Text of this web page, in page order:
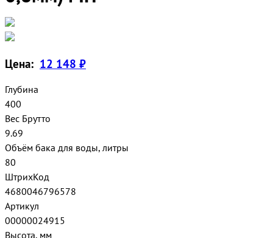
Цена: 12 148 ₽
Глубина
400
Вес Брутто
9.69
Объём бака для воды, литры
80
ШтрихКод
4680046796578
Артикул
00000024915
Высота, мм